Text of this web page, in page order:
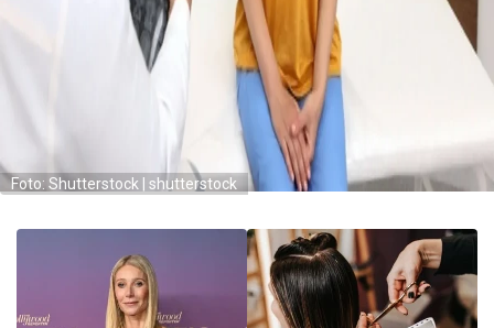
Foto: Shutterstock | shutterstock